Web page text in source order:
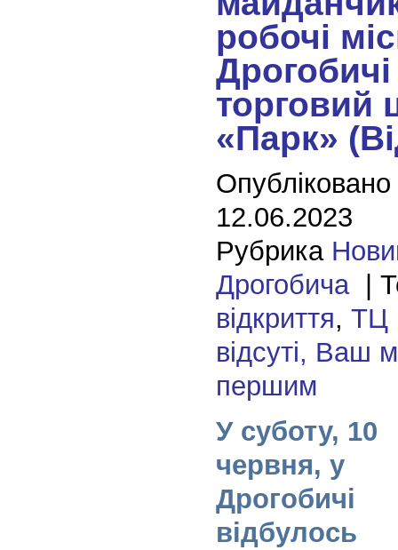
робочі
торговий
«Парк»
12.06.2023
Рубрика
Дрогобича|
відкриття, ТЦ
відсуті, Ваш
першим
У суботу, 10
червня, у
Дрогобичі
відбулось